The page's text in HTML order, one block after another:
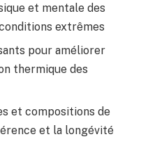
et mentale des
extrêmes
pour améliorer
thermique des
et compositions de
et la longévité